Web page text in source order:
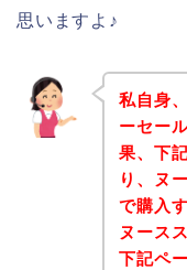
思いますよ♪
私自身
ーセー
果、下
り、ヌ
で購入
ヌース
下記ペ